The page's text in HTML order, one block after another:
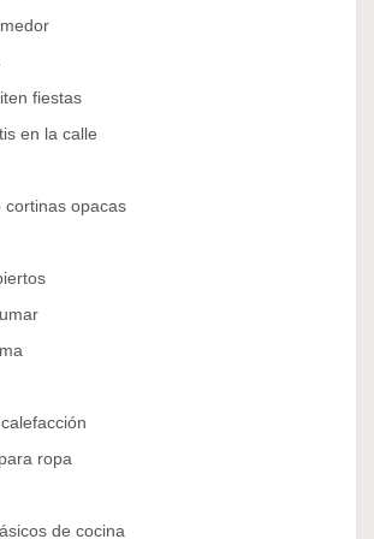
fiestas
en la calle
cortinas opacas
ropa
de cocina